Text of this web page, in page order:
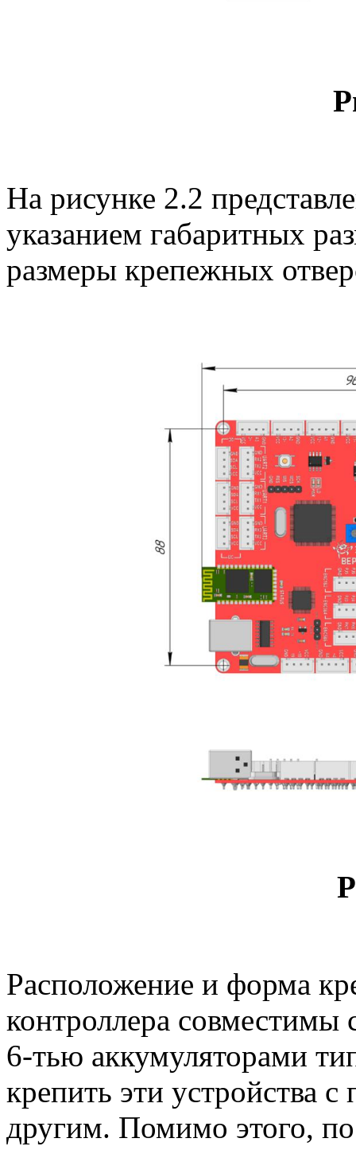
На рисунке 2.2
указанием габаритных
размеры крепежных
Расположение и форма
контроллера совместимы
6-тью аккумуляторами
крепить эти устройства
другим. Помимо этого,